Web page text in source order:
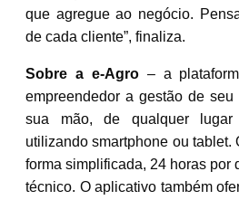
que agregue ao negócio.
de cada cliente”, finaliza.
Sobre a e-Agro– a
empreendedor a gestão de
sua mão, de qualquer
utilizando smartphone ou tablet.
forma simplificada, 24 horas por
técnico. O aplicativo também